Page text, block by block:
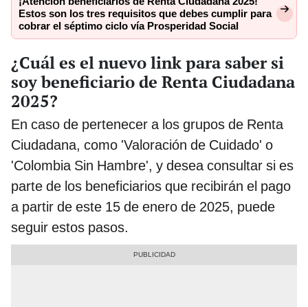
Estos son los tres requisitos que debes cumplir para
cobrar el séptimo ciclo vía Prosperidad Social
¿Cuál es el nuevo link para saber si
soy beneficiario de Renta Ciudadana
2025?
En caso de pertenecer a los grupos de Renta
Ciudadana, como 'Valoración de Cuidado' o
'Colombia Sin Hambre', y desea consultar si es
parte de los beneficiarios que recibirán el pago
a partir de este 15 de enero de 2025, puede
seguir estos pasos.